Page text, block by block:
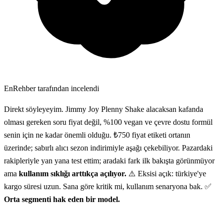
EnRehber tarafından incelendi
Direkt söyleyeyim. Jimmy Joy Plenny Shake alacaksan kafanda
olması gereken soru fiyat değil, %100 vegan ve çevre dostu formül
senin için ne kadar önemli olduğu. ₺750 fiyat etiketi ortanın
üzerinde; sabırlı alıcı sezon indirimiyle aşağı çekebiliyor. Pazardaki
rakipleriyle yan yana test ettim; aradaki fark ilk bakışta görünmüyor
ama kullanım sıklığı arttıkça açılıyor. ⚠️ Eksisi açık: türkiye'ye
kargo süresi uzun. Sana göre kritik mi, kullanım senaryona bak. ✅
Orta segmenti hak eden bir model.